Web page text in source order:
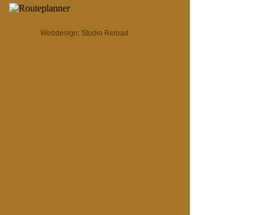
Webdesign: Studio Reload